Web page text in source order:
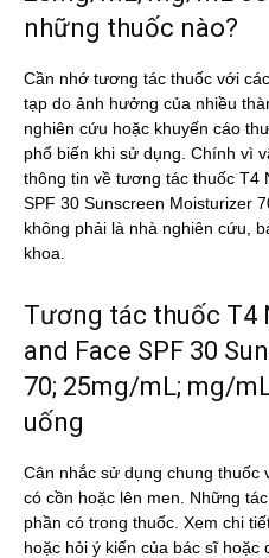
những thuốc nào?
Cần nhớ tương tác thuốc với
tạp do ảnh hưởng của nhiều
nghiên cứu hoặc khuyến cáo
phổ biến khi sử dụng. Chính vì
thông tin về tương tác thuốc T4
SPF 30 Sunscreen Moisturizer
không phải là nhà nghiên cứu,
khoa.
Tương tác thuốc T4
and Face SPF 30
70; 25mg/mL; mg/
uống
Cân nhắc sử dụng chung thuốc
có cồn hoặc lên men. Những
phần có trong thuốc. Xem chi
hoặc hỏi ý kiến của bác sĩ hoặc